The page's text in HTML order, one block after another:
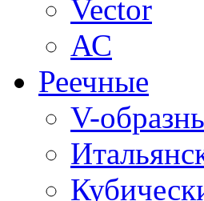
Vector
АС
Реечные
V-